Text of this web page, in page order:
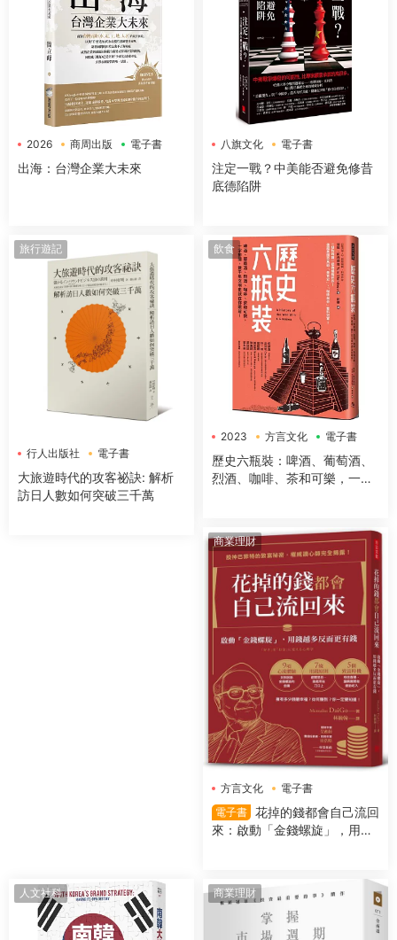
2026 商周出版 電子書
出海：台灣企業大未來
八旗文化 電子書
注定一戰？中美能否避免修昔
底德陷阱
旅行遊記
行人出版社 電子書
大旅遊時代的攻客祕訣: 解析
訪日人數如何突破三千萬
飲食
2023 方言文化 電子書
歷史六瓶裝：啤酒、葡萄酒、
烈酒、咖啡、茶和可樂，一字
商業理財
方言文化
電子書
電子書 花掉的錢都會自己流回
來：啟動「金錢螺旋」，用錢
人文社科 商業理財